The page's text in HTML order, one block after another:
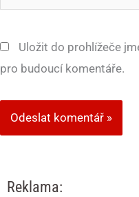
mail*
Uložit do prohlížeče
pro budoucí komentáře.
Reklama: